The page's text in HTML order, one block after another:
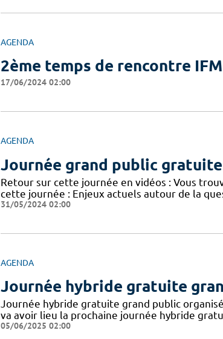
AGENDA
2ème temps de rencontre
17/06/2024 02:00
AGENDA
Journée grand public
Retour sur cette journée en vidéos : Vous
cette journée : Enjeux actuels autour de la
31/05/2024 02:00
AGENDA
Journée hybride gratuite
Journée hybride gratuite grand public
va avoir lieu la prochaine journée hybride
05/06/2025 02:00